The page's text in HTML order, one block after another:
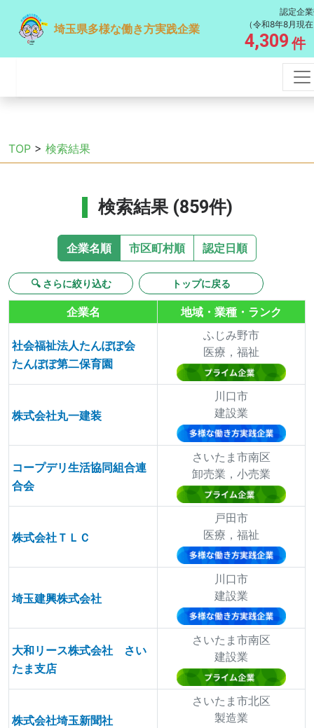
埼玉県多様な働き方実践企業
認定企
（令和8年8月現
4,309 件
TOP > 検索結果
検索結果 (859件)
企業名順 市区町村順 認定日順
🔍 さらに絞り込む トップに戻る
企業名 地域・業種・ランク
社会福祉法人たんぽぽ会
たんぽぽ第二保育園
ふじみ野市
医療，福祉
株式会社丸一建装
川口市
建設業
コープデリ生活協同組合連
合会
さいたま市南区
卸売業，小売業
株式会社ＴＬＣ
戸田市
医療，福祉
埼玉建興株式会社
川口市
建設業
大和リース株式会社 さい
たま支店
さいたま市南区
建設業
株式会社埼玉新聞社
さいたま市北区
製造業